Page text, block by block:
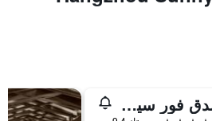
فندق فور سيزونز هانغتشو آت ويست ليك